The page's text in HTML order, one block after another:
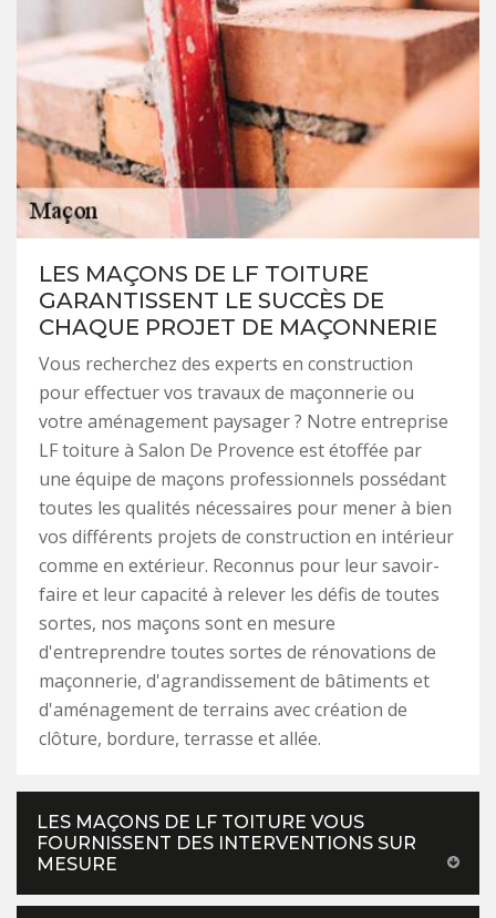
LES MAÇONS DE LF TOITURE
GARANTISSENT LE SUCCÈS DE
CHAQUE PROJET DE MAÇONNERIE
Vous recherchez des experts en construction
pour effectuer vos travaux de maçonnerie ou
votre aménagement paysager ? Notre entreprise
LF toiture à Salon De Provence est étoffée par
une équipe de maçons professionnels possédant
toutes les qualités nécessaires pour mener à bien
vos différents projets de construction en intérieur
comme en extérieur. Reconnus pour leur savoir-
faire et leur capacité à relever les défis de toutes
sortes, nos maçons sont en mesure
d'entreprendre toutes sortes de rénovations de
maçonnerie, d'agrandissement de bâtiments et
d'aménagement de terrains avec création de
clôture, bordure, terrasse et allée.
LES MAÇONS DE LF TOITURE VOUS
FOURNISSENT DES INTERVENTIONS SUR
MESURE